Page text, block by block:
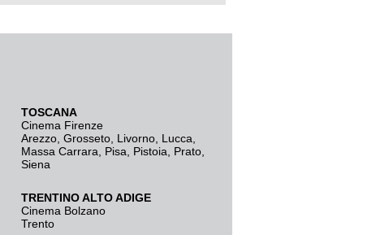
TOSCANA
Cinema Firenze
Arezzo Grosseto Livorno Lucca
Massa Carrara
Pisa Pistoia Prato
Siena
TRENTINO ALTO ADIGE
Cinema Bolzano
Trento